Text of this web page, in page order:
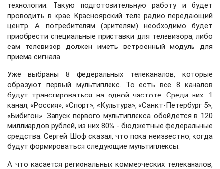
технологии. Такую подготовительную работу и будет
проводить в крае Красноярский теле радио передающий
центр. А потребителям (зрителям) необходимо будет
приобрести специальные приставки для телевизора, либо
сам телевизор должен иметь встроенный модуль для
приема сигнала.
Уже выбраны 8 федеральных телеканалов, которые
образуют первый мультиплекс. То есть все 8 каналов
будут транслироваться на одной частоте. Среди них: 1
канал, «Россия», «Спорт», «Культура», «Санкт-Петербург 5»,
«Бибигон». Запуск первого мультиплекса обойдется в 120
миллиардов рублей, из них 80% - бюджетные федеральные
средства. Сергей Шоф сказал, что пока неизвестно, когда
будут формироваться следующие мультиплексы.
А что касается региональных коммерческих телеканалов,